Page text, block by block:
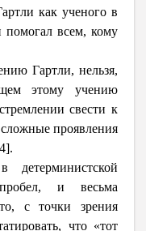
как ученого в
всем, кому
Гартли, нельзя,
этому учению
свести к
проявления
и весьма
с точки зрения
что «тот